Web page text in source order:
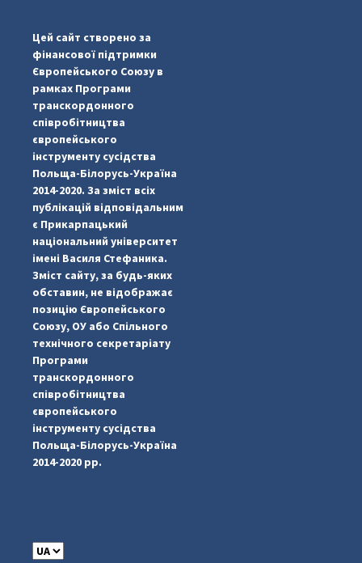
#PipIvanToday
Цей сайт створено за
фінансової підтримки
Європейського Союзу в
рамках Програми
транскордонного
співробітництва
європейського
інструменту сусідства
Польща-Білорусь-Україна
2014-2020. За зміст всіх
публікацій відповідальним
є Прикарпацький
національний університет
імені Василя Стефаника.
Зміст сайту, за будь-яких
обставин, не відображає
позицію Європейського
Союзу, ОУ або Спільного
технічного секретаріату
Програми
транскордонного
співробітництва
європейського
інструменту сусідства
Польща-Білорусь-Україна
2014-2020 рр.
C